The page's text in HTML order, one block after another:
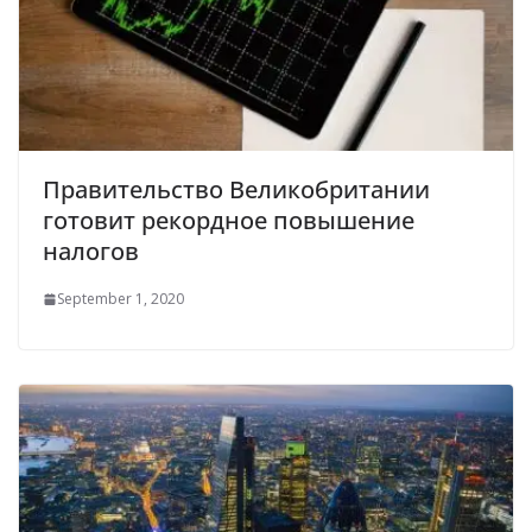
Правительство Великобритании
готовит рекордное повышение
налогов
September 1, 2020